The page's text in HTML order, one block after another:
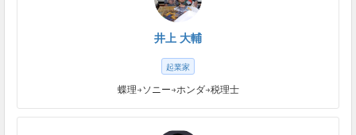
井上 大輔
起業家
蝶理→ソニー→ホンダ→税理士